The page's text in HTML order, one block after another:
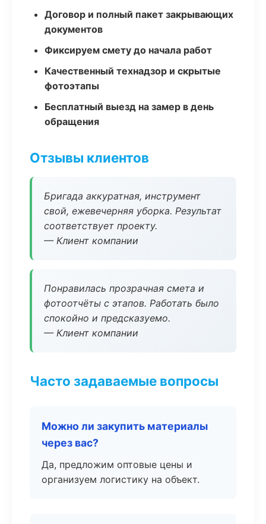
Договор и полный пакет закрывающих
документов
Фиксируем смету до начала работ
Качественный технадзор и скрытые
фотоэтапы
Бесплатный выезд на замер в день
обращения
Отзывы клиентов
Бригада аккуратная, инструмент
свой, ежевечерняя уборка. Результат
соответствует проекту.
— Клиент компании
Понравилась прозрачная смета и
фотоотчёты с этапов. Работать было
спокойно и предсказуемо.
— Клиент компании
Часто задаваемые вопросы
Можно ли закупить материалы
через вас?
Да, предложим оптовые цены и
организуем логистику на объект.